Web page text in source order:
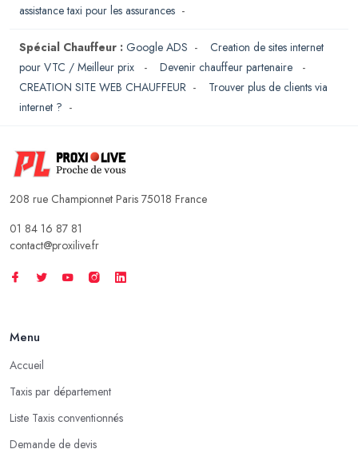
assistance taxi pour les assurances -
Spécial Chauffeur : Google ADS - Creation de sites internet
pour VTC / Meilleur prix
- Devenir chauffeur partenaire
-
CREATION SITE WEB CHAUFFEUR - Trouver plus de clients via
internet ? -
208 rue Championnet Paris 75018 France
01 84 16 87 81
contact@proxilive.fr
Menu
Accueil
Taxis par département
Liste Taxis conventionnés
Demande de devis